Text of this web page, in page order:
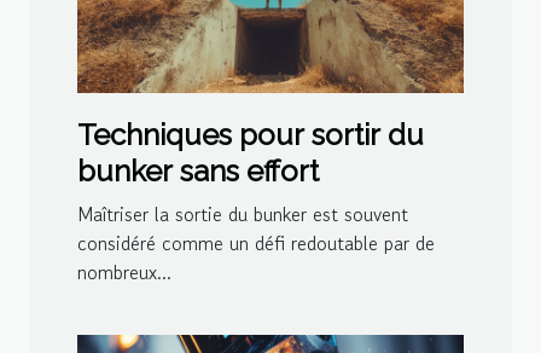
Techniques pour sortir du
bunker sans effort
Maîtriser la sortie du bunker est souvent
considéré comme un défi redoutable par de
nombreux...